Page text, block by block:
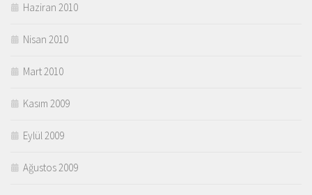
Haziran 2010
Nisan 2010
Mart 2010
Kasım 2009
Eylül 2009
Ağustos 2009